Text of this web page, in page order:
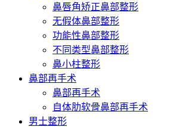
鼻唇角矫正鼻部整形
无假体鼻部整形
功能性鼻部整形
不同类型鼻部整形
鼻小柱整形
鼻部再手术
鼻部再手术
自体肋软骨鼻部再手术
男士整形